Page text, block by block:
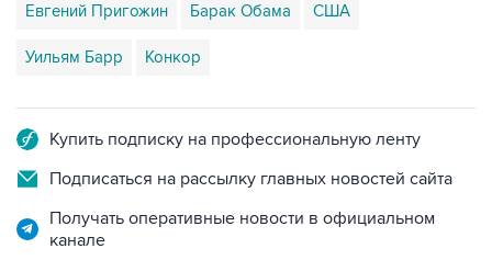
Уильям Барр Конкор
Подписаться на рассылку главных новостей сайта
Получать оперативные новости в официальном